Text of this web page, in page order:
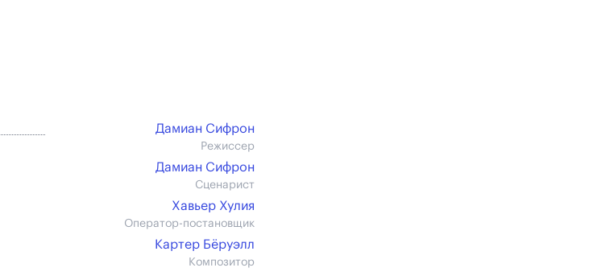
Дамиан Сифрон
Режиссер
Дамиан Сифрон
Сценарист
Хавьер Хулия
Оператор-постановщик
Картер Бёруэлл
Композитор